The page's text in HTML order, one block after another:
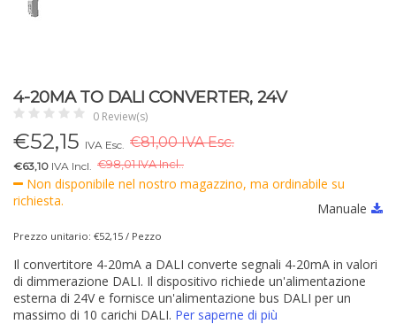
4-20MA TO DALI CONVERTER, 24V
0 Review(s)
€52,15 IVA Esc. €81,00 IVA Esc.
€63,10 IVA Incl. €98,01 IVA Incl..
Non disponibile nel nostro magazzino, ma ordinabile su
richiesta.
Manuale
Prezzo unitario: €52,15 / Pezzo
Il convertitore 4-20mA a DALI converte segnali 4-20mA in valori
di dimmerazione DALI. Il dispositivo richiede un'alimentazione
esterna di 24V e fornisce un'alimentazione bus DALI per un
massimo di 10 carichi DALI. Per saperne di più